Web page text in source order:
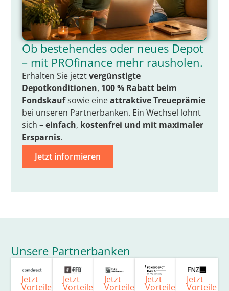
Ob bestehendes oder neues Depot
– mit PROfinance mehr rausholen.
Erhalten Sie jetztvergünstigte
Depotkonditionen, 100 % Rabatt beim
Fondskaufsowie eineattraktive Treueprämie
bei unseren Partnerbanken. Ein Wechsel lohnt
sich –einfach, kostenfrei und mit maximaler
Ersparnis.
Jetzt informieren
Unsere Partnerbanken
Jetzt
Vorteile
Jetzt
Vorteile
Jetzt
Vorteile
Jetzt
Vorteile
Jetzt
Vorteile